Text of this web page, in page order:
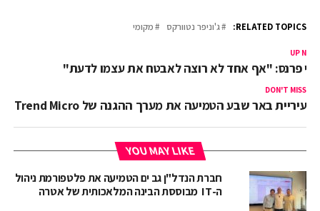
RELATED TOPICS: ג'וניפר נטוורקס מקומי
UP
פרנס: "אף אחד לא רוצה לאבטח את עצמו לדעת"
DON'T MISS
עיריית באר שבע הטמיעה את מערך ההגנה של Trend Micro
YOU MAY LIKE
חברת הנדל"ן גב ים הטמיעה את פלטפורמת ניהול
ה-IT מבוססת הבינה המלאכותית של אטרה